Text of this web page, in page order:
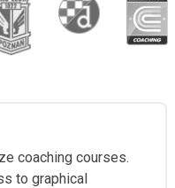
coaching courses.
to graphical